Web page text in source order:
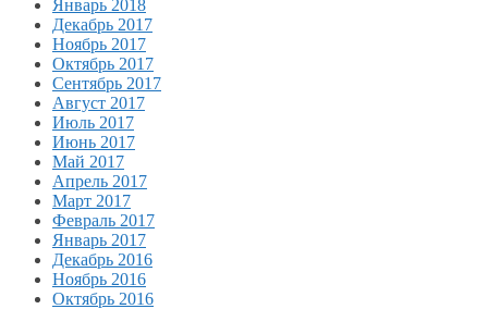
Январь 2018
Декабрь 2017
Ноябрь 2017
Октябрь 2017
Сентябрь 2017
Август 2017
Июль 2017
Июнь 2017
Май 2017
Апрель 2017
Март 2017
Февраль 2017
Январь 2017
Декабрь 2016
Ноябрь 2016
Октябрь 2016